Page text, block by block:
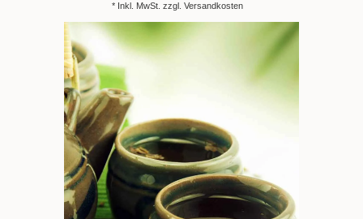
* Inkl. MwSt. zzgl. Versandkosten